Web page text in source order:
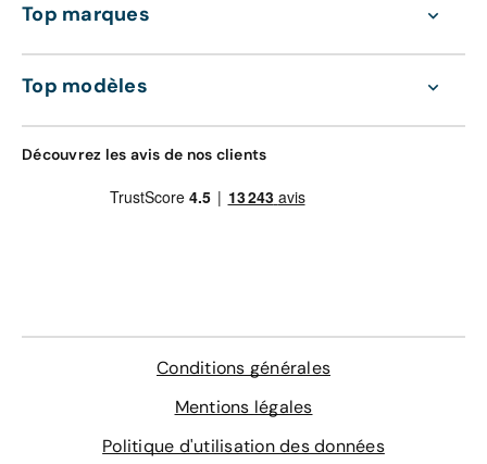
Top marques
Top modèles
Découvrez les avis de nos clients
Conditions générales
Mentions légales
Politique d'utilisation des données